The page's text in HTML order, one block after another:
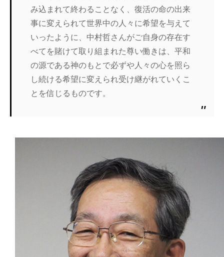
み込まれて終わることなく、復活の命の出来
事に変えられて世界中の人々に希望を与えて
いったように、中村哲さんがご自身の存在す
べてを賭けて取り組まれた尊い働きは、平和
の源である神のもとで必ずや人々の心を照ら
し続ける希望に変えられ受け継がれていくこ
とを信じるものです。